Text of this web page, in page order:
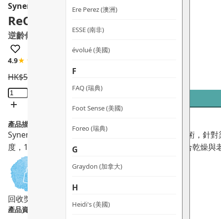
Ere Perez (澳洲)
ESSE (南非)
évolué (美國)
F
FAQ (瑞典)
Foot Sense (美國)
Foreo (瑞典)
G
Graydon (加拿大)
H
Heidi's (美國)
Synergie Skin
ReClaim
逆齡修護霜
4.9★★★★☆
HK$560.0
504.0
ReClaim
逆
修
護
霜
數
量
產品描述：
Synergie Skin ReClaim 逆齡修護霜採用端粒支援技術，針
度，15 分鐘即時緊緻提升。不含矽靈與礦物油，適合乾燥與
回收獎賞
產品資料：